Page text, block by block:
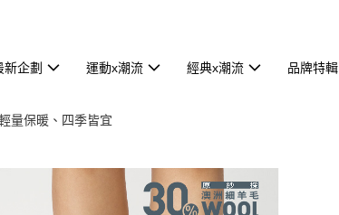
新企劃 運動x潮流 經典x潮流 品牌特輯
量保暖、四季皆宜